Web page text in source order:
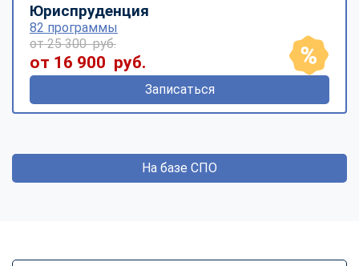
Юриспруденция
82 программы
от 25 300 руб.
от 16 900 руб.
Записаться
На базе СПО